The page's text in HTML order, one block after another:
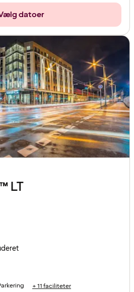
datoer
LT
+ 11 faciliteter